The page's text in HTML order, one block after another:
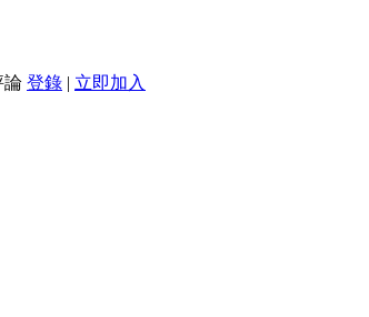
論 登錄 | 立即加入